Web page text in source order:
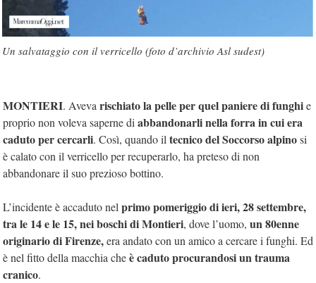
Un salvataggio con il verricello (foto d’archivio Asl sudest)
MONTIERI. Aveva rischiato la pelle per quel paniere di funghie
proprio non voleva saperne di abbandonarli nella forra in cui era
caduto per cercarli. Così, quando il tecnico del Soccorso alpinosi
è calato con il verricello per recuperarlo, ha preteso di non
abbandonare il suo prezioso bottino.
L’incidente è accaduto nel primo pomeriggio di ieri, 28 settembre,
tra le 14 e le 15, nei boschi di Montieri, dove l’uomo, un 80enne
originario di Firenze,era andato con un amico a cercare i funghi. Ed
è nel fitto della macchia cheè caduto procurandosi un trauma
cranico.